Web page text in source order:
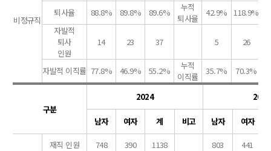
비정규직
퇴사율
88.8% 89.8% 89.6%
누적
퇴사율
42.9% 118.9%
자발적
퇴사
인원
14 23 37 5 26
자발적 이직률 77.8% 46.9% 55.2%
누적
이직률
35.7% 70.3%
구분
2024 2025
남자 여자 계 비고 남자 여자
재직 인원 748 390 1138 803 441